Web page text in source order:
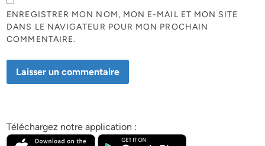
ENREGISTRER MON NOM, MON E-MAIL ET MON SITE
DANS LE NAVIGATEUR POUR MON PROCHAIN
COMMENTAIRE.
Téléchargez notre application :